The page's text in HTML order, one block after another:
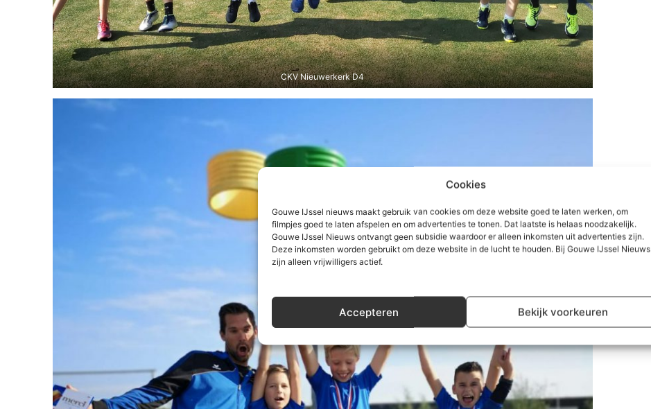
Cookies
Gouwe IJssel nieuws maakt gebruik van cookies om deze website goed te laten werken, om
filmpjes goed te laten afspelen en om advertenties te tonen. Dat laatste is helaas noodzakelijk.
Gouwe IJssel Nieuws ontvangt geen subsidie waardoor er alleen inkomsten uit advertenties zijn.
Deze inkomsten worden gebruikt om deze website in de lucht te houden. Bij Gouwe IJssel Nieuws
zijn alleen vrijwilligers actief.
Accepteren Bekijk voorkeuren
CKV Nieuwerkerk D4